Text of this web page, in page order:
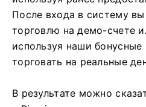
После входа в систему
торговлю на демо-счете
используя наши
торговать на реальные
В результате можно